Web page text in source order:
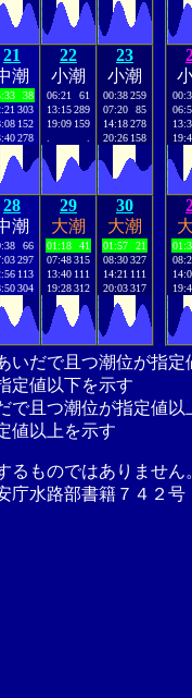
21
潮
38
303
152
278
22
小潮
06:21
61
13:15289
19:09 159
23
小潮
00:38259
07:20
85
14:18278
20:26 158
28
潮
66
297
113
304
29
大潮
01:18
41
07:48315
13:40 111
19:28312
30
大潮
01:57
21
08:30327
14:21 111
20:03317
いだで且つ潮位が指
定値以下を示す
で且つ潮位が指定値以
値以上を示す
るものではありませ
庁水路部書籍７４２